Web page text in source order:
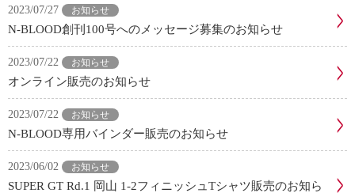
2023/07/27 お知らせ
N-BLOOD創刊100号へのメッセージ募集のお知らせ
2023/07/22 お知らせ
オンライン販売のお知らせ
2023/07/22 お知らせ
N-BLOOD専用バインダー販売のお知らせ
2023/06/02 お知らせ
SUPER GT Rd.1 岡山 1-2フィニッシュTシャツ販売のお知ら